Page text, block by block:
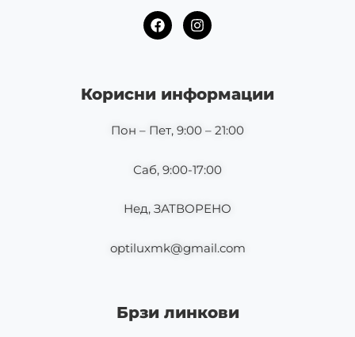
F
a
o
o
I
n
g
r
m
Корисни информации
Пон – Пет, 9:00 – 21:00
Саб, 9:00-17:00
Нед, ЗАТВОРЕНО
optiluxmk@gmail.com
Брзи линкови